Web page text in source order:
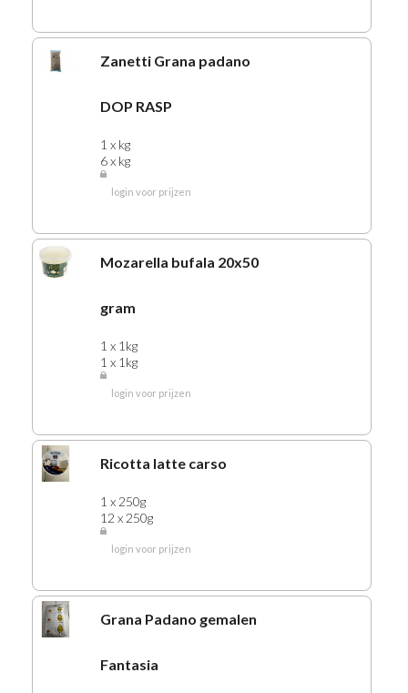
Zanetti Grana padano
DOP RASP
1 x kg
6 x kg
login voor prijzen
Mozarella bufala 20x50
gram
1 x 1kg
1 x 1kg
login voor prijzen
Ricotta latte carso
1 x 250g
12 x 250g
login voor prijzen
Grana Padano gemalen
Fantasia